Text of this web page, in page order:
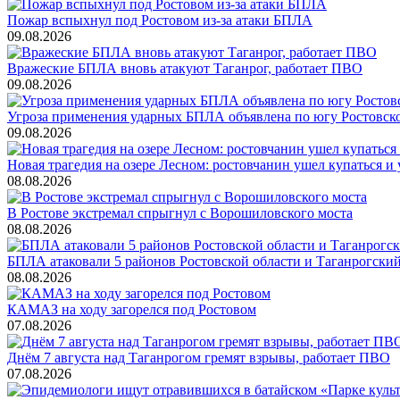
Пожар вспыхнул под Ростовом из-за атаки БПЛА
09.08.2026
Вражеские БПЛА вновь атакуют Таганрог, работает ПВО
09.08.2026
Угроза применения ударных БПЛА объявлена по югу
09.08.2026
Новая трагедия на озере Лесном: ростовчанин ушел купаться и
08.08.2026
В Ростове экстремал спрыгнул с Ворошиловского моста
08.08.2026
БПЛА атаковали 5 районов Ростовской области и
08.08.2026
КАМАЗ на ходу загорелся под Ростовом
07.08.2026
Днём 7 августа над Таганрогом гремят взрывы, работает ПВО
07.08.2026